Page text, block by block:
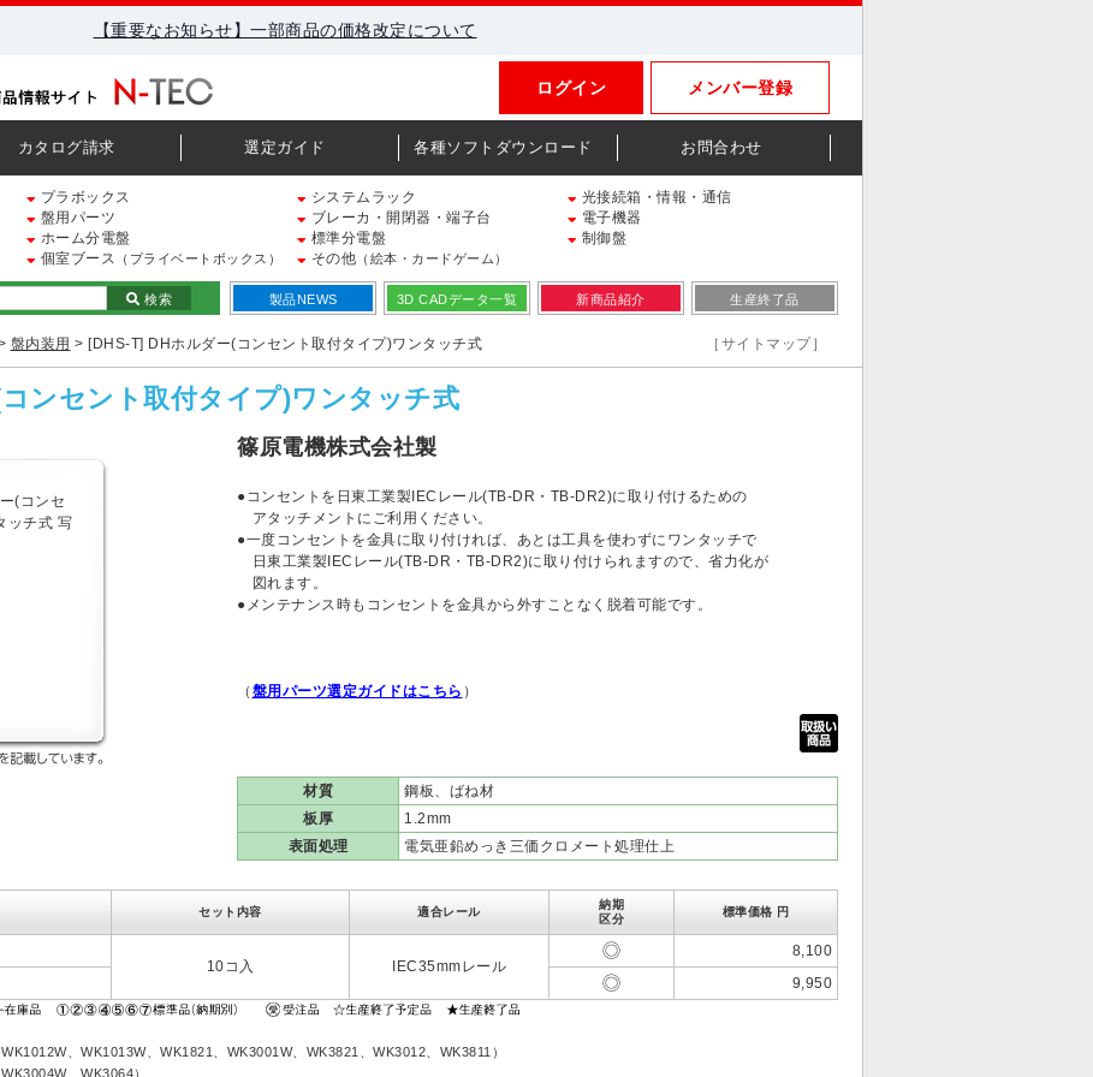
【重要なお知らせ】一部商品の価格改定について
メンバー登録
ログイン
カタログ請求 選定ガイド 各種ソフトダウンロード お問合わせ
プラボックス システムラック
光接続箱・情報・通信
盤用パーツ ブレーカ・開閉器・端子台
電子機器
ホーム分電盤 標準分電盤
制御盤
個室ブース （プライベートボックス） その他 （絵本・カードゲーム）
検索 製品NEWS 3D CADデータ一覧 新商品紹介 生産終了品
盤内装用 > [DHS-T] DHホルダー(コンセント取付タイプ)ワンタッチ式 ［サイトマップ］
ンセント取付タイプ)ワンタッチ式
篠原電機株式会社製
●コンセントを日東工業製IECレール(TB-DR・TB-DR2)に取り付けるための
アタッチメントにご利用ください。
●一度コンセントを金具に取り付ければ、あとは工具を使わずにワンタッチで
日東工業製IECレール(TB-DR・TB-DR2)に取り付けられますので、省力化が
図れます。
●メンテナンス時もコンセントを金具から外すことなく脱着可能です。
（ 盤用パーツ選定ガイドはこちら ）
材質
鋼板、ばね材
板厚
1.2mm
表面処理
電気亜鉛めっき三価クロメート処理仕上
セット内容 適合レール
納期
区分
標準価格 円
10コ入
IEC35mmレール
8,100
9,950
、WK1013W、WK1821、WK3001W、WK3821、WK3012、WK3811）
、WK3064）